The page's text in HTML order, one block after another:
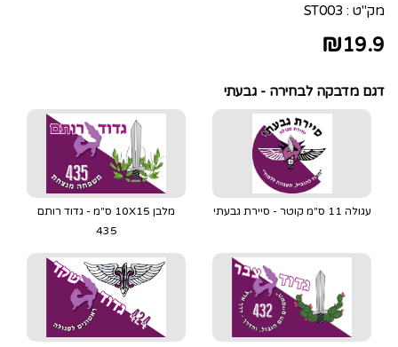
מק"ט : ST003
₪19.9
דגם מדבקה לבחירה - גבעתי
עגולה 11 ס"מ קוטר - סיירת גבעתי
מלבן 10X15 ס"מ - גדוד רותם
435